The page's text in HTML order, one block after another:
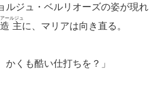
ジュ・ベルリオーズの姿が現れ
主
ールジュ
に、マリアは向き直る。
かくも酷い仕打ちを？」